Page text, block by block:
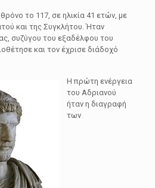
το 117, σε ηλικία 41 ετών, με
και της Συγκλήτου. Ήταν
συζύγου του εξαδέλφου του
και τον έχρισε διάδοχό
Η πρώτη ενέργεια
του Αδριανού
ήταν η διαγραφή
των